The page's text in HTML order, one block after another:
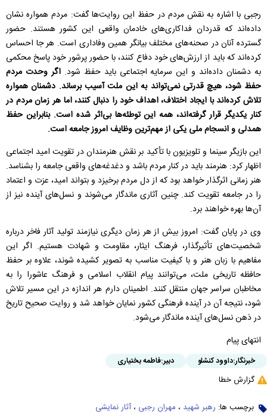
رجبی با اشاره به نقش مردم در حفظ این روایت‌ها گفت: مردم همواره نشان
داده‌اند که قدردان فداکاری‌های خادمان واقعی این کشور هستند. حضور
گسترده آنان در صحنه‌های مختلف بیانگر همین وفاداری است. هر جا احساس
کرده‌اند که باید از ارزش‌های خود دفاع کنند، با حضور پرشور خود پاسخ محکمی
به دشمنان داده‌اند و این سرمایه اجتماعی باید حفظ شود. اگر وحدت مردم
حفظ شود، هیچ قدرتی نمی‌تواند به این ملت آسیب برساند. دشمنان همواره
تلاش کرده‌اند با ایجاد اختلاف، اهداف خود را دنبال کنند، اما هر زمان مردم در
کنار یکدیگر قرار گرفته‌اند، همه این توطئه‌ها بی‌اثر شده است. بنابراین حفظ
همدلی و انسجام ملی یکی از مهم‌ترین وظایف امروز جامعه است.
این بازیگر سینما و تلویزیون با تأکید بر نقش هنرمندان در تقویت امید اجتماعی
اظهار کرد: هنرمند باید در کنار مردم باشد و دغدغه‌های واقعی جامعه را بشناسد.
هنر زمانی اثرگذار خواهد بود که از دل مردم برخیزد و بتواند امید، عزت و اعتماد
را در جامعه تقویت کند. چنین آثاری ماندگار می‌شوند و نسل‌های آینده نیز از
آن‌ها بهره خواهند برد.
وی در پایان گفت: امروز بیش از هر زمان دیگری نیازمند تولید آثار فاخر درباره
شخصیت‌های تأثیرگذار، فرهنگ ایثار، مقاومت و شهادت هستیم. اگر این
مفاهیم با زبان هنر و با کیفیت مناسب به تصویر کشیده شوند، علاوه بر حفظ
حافظه تاریخی ملت، می‌توانند پیام انقلاب اسلامی و فرهنگ عاشورا را به
مخاطبان سراسر جهان منتقل کنند. اطمینان دارم هر اندازه در این مسیر تلاش
شود، نتیجه آن در آینده فرهنگی کشور نمایان خواهد شد و روایت صحیح تاریخ
در ذهن نسل‌های آینده ماندگار می‌شود.
انتهای پیام
خبرنگار:داوود کنشلو دبیر:فاطمه بختیاری
گزارش خطا
برچسب ها: رهبر شهید ، مهران رجبی ، آثار نمایشی